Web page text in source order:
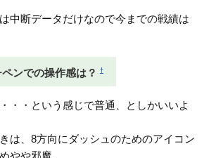
中断データだけなので今までの戦績は
ンでの操作感は？ †
・・という感じで普通、としかいいよ
は、8方向にダッシュのためのアイコン
やや邪魔。